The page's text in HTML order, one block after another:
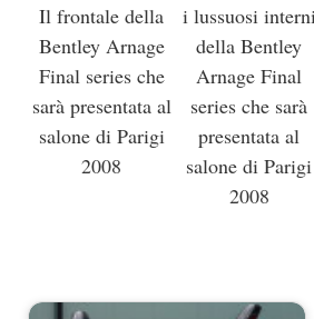
Il frontale della
Bentley Arnage
Final series che
sarà presentata al
salone di Parigi
2008
i lussuosi interni
della Bentley
Arnage Final
series che sarà
presentata al
salone di Parigi
2008